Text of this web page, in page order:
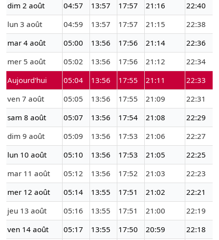
dim 2 août
04:57 13:57 17:57 21:16
22:40
lun 3 août
04:59 13:57 17:57 21:15
22:38
mar 4 août
05:00 13:56 17:56 21:14
22:36
mer 5 août
05:02 13:56 17:56 21:12
22:34
Aujourd'hui
05:04 13:56 17:55 21:11
22:33
ven 7 août
05:05 13:56 17:55 21:09
22:31
sam 8 août
05:07 13:56 17:54 21:08
22:29
dim 9 août
05:09 13:56 17:53 21:06
22:27
lun 10 août
05:10 13:56 17:53 21:05
22:25
mar 11 août
05:12 13:56 17:52 21:03
22:23
mer 12 août
05:14 13:55 17:51 21:02
22:21
jeu 13 août
05:16 13:55 17:51 21:00
22:19
ven 14 août
05:17 13:55 17:50 20:59
22:18